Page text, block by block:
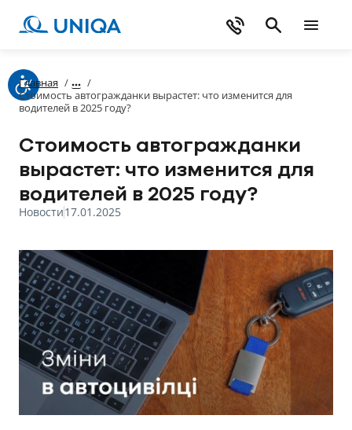
Главная /
/
Стоимость автогражданки вырастет: что изменится для
водителей в 2025 году?
Стоимость автогражданки
вырастет: что изменится для
водителей в 2025 году?
Новости17.01.2025